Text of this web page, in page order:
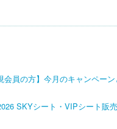
会員の方】今月のキャンペー
SKYシート・VIPシート販